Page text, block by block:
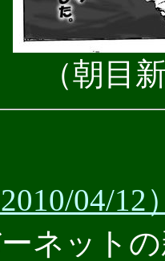
（朝目
04/12
ネット